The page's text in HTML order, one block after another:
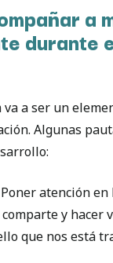
a
durante
va a ser un
Algunas
Poner atención en
y hacer
que nos está